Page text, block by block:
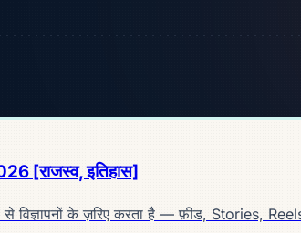
[राजस्व, इतिहास]
विज्ञापनों के ज़रिए करता है — फ़ीड, Stories,